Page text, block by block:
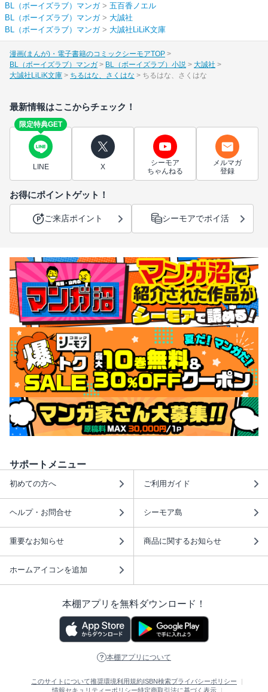
BL（ボーイズラブ）マンガ> 五百香ノエル
BL（ボーイズラブ）マンガ> 大誠社
BL（ボーイズラブ）マンガ> 大誠社LiLiK文庫
漫画(まんが)・電子書籍のコミックシーモアTOP
BL（ボーイズラブ）マンガ
BL（ボーイズラブ）小説
大誠社
大誠社LiLiK文庫
ちるはな、さくはな ちるはな、さくはな
最新情報はここからチェック！
限定特典GET
LINE X
シーモア
ちゃんねる
メルマガ
登録
お得にポイントゲット！
ご来店ポイント シーモアでポイ活
サポートメニュー
初めての方へ ご利用ガイド
ヘルプ・お問合せ シーモア島
重要なお知らせ 商品に関するお知らせ
ホームアイコンを追加
本棚アプリを無料ダウンロード！
本棚アプリについて
このサイトについて推奨環境利用規約ISBN検索プライバシーポリシー
情報セキュリティーポリシー特定商取引法に基づく表示